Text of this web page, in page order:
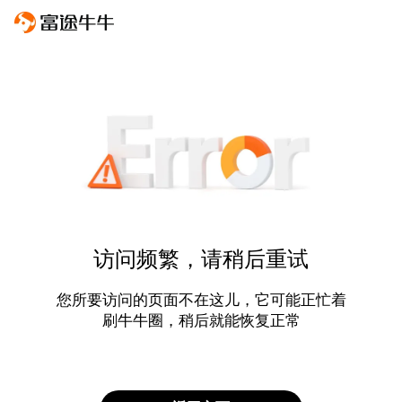
访问频繁，请稍后重试
您所要访问的页面不在这儿，它可能正忙着
刷牛牛圈，稍后就能恢复正常